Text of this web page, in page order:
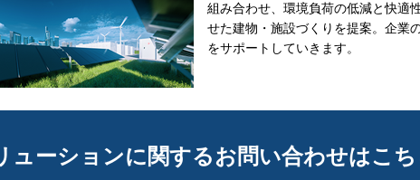
組み合わせ、環境負荷の低減と快適
せた建物・施設づくりを提案。企業
をサポートしていきます。
ューションに関するお問い合わせはこち